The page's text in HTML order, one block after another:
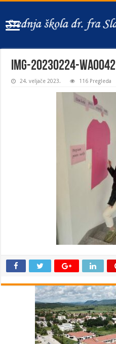
IMG-20230224-WA0042
24. veljače 2023. 116 Pregleda